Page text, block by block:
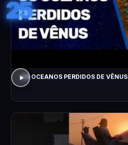
25
OS OCEANOS PERDIDOS DE VÊNUS